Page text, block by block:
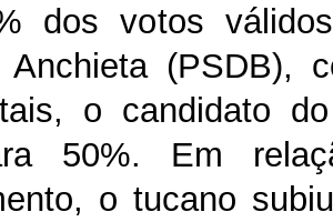
dos votos
(PSDB),
o candidato
50%. Em
o tucano